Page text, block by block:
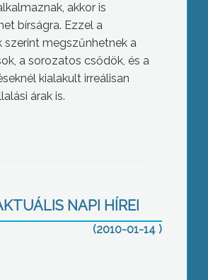
akkor is
bírságra. Ezzel a
szerint megszűnhetnek a
a sorozatos csődök, és a
kialakult irreálisan
árak is.
NAPI HÍREI
(2010-01-14 )
képviselőtestülete